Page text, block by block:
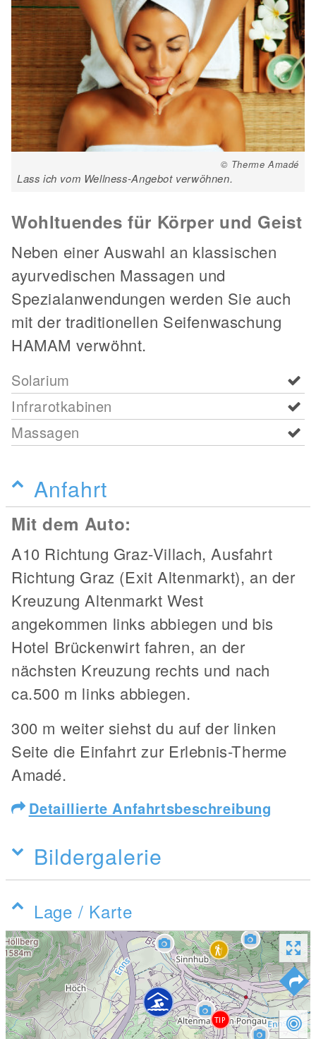
© Therme Amadé
Lass ich vom Wellness-Angebot verwöhnen.
Wohltuendes für Körper und Geist
Neben einer Auswahl an klassischen
ayurvedischen Massagen und
Spezialanwendungen werden Sie auch
mit der traditionellen Seifenwaschung
HAMAM verwöhnt.
Solarium
Infrarotkabinen
Massagen
Anfahrt
Mit dem Auto:
A10 Richtung Graz-Villach, Ausfahrt
Richtung Graz (Exit Altenmarkt), an der
Kreuzung Altenmarkt West
angekommen links abbiegen und bis
Hotel Brückenwirt fahren, an der
nächsten Kreuzung rechts und nach
ca.500 m links abbiegen.
300 m weiter siehst du auf der linken
Seite die Einfahrt zur Erlebnis-Therme
Amadé.
Detaillierte Anfahrtsbeschreibung
Bildergalerie
Lage / Karte